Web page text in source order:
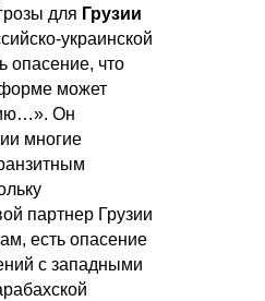
для Грузии
украинской
опасение, что
может
Он
многие
партнер Грузии
есть опасение
с западными